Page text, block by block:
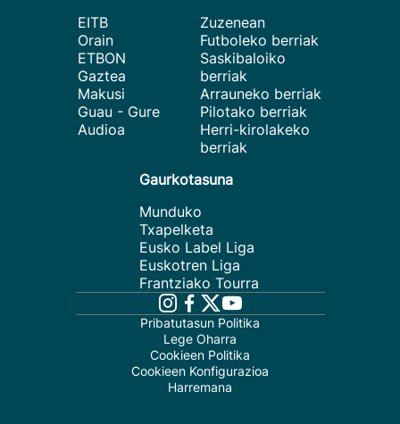
EITB
Orain
ETBON
Gaztea
Makusi
Guau - Gure
Audioa
Zuzenean
Futboleko berriak
Saskibaloiko
berriak
Arrauneko berriak
Pilotako berriak
Herri-kirolakeko
berriak
Gaurkotasuna
Munduko
Txapelketa
Eusko Label Liga
Euskotren Liga
Frantziako Tourra
Pribatutasun Politika
Lege Oharra
Cookieen Politika
Cookieen Konfigurazioa
Harremana